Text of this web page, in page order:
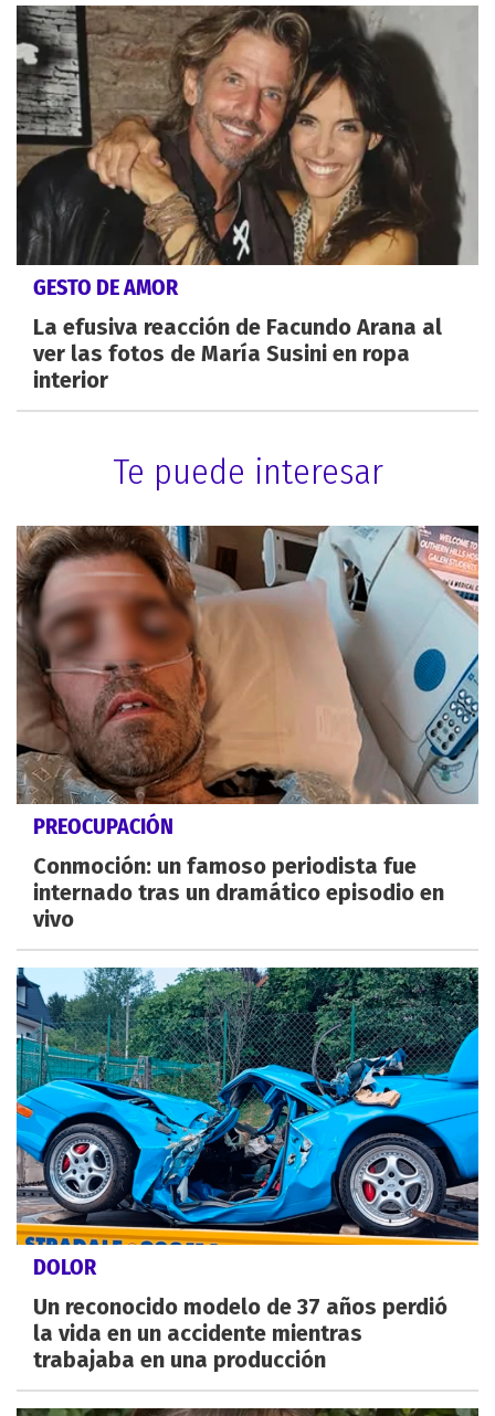
GESTO DE AMOR
La efusiva reacción de Facundo Arana al
ver las fotos de María Susini en ropa
interior
Te puede interesar
PREOCUPACIÓN
Conmoción: un famoso periodista fue
internado tras un dramático episodio en
vivo
DOLOR
Un reconocido modelo de 37 años perdió
la vida en un accidente mientras
trabajaba en una producción